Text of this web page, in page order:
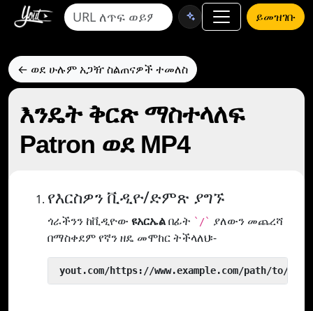
ይመዝገቡ
← ወደ ሁሉም አጋዥ ስልጠናዎች ተመለስ
እንዴት ቅርጽ ማስተላለፍ
Patron ወደ MP4
የእርስዎን ቪዲዮ/ድምጽ ያግኙ
ጎራችንን ከቪዲዮው ዩአርኤልበፊት `/` ያለውን መጨረሻ
በማስቀደም የኛን ዘዴ መሞከር ትችላለህ፡-
yout.com/https://www.example.com/path/to/